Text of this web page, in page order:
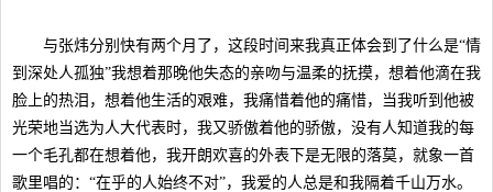
与张炜分别快有两个月了，这段时间来我真正体会到了什么是“情
到深处人孤独”我想着那晚他失态的亲吻与温柔的抚摸，想着他滴在我
脸上的热泪，想着他生活的艰难，我痛惜着他的痛惜，当我听到他被
光荣地当选为人大代表时，我又骄傲着他的骄傲，没有人知道我的每
一个毛孔都在想着他，我开朗欢喜的外表下是无限的落莫，就象一首
歌里唱的：“在乎的人始终不对”，我爱的人总是和我隔着千山万水。